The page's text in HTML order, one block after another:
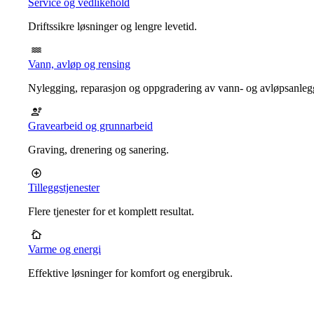
Driftssikre løsninger og lengre levetid.
Vann, avløp og rensing
Nylegging, reparasjon og oppgradering av vann- og
Gravearbeid og grunnarbeid
Graving, drenering og sanering.
Tilleggstjenester
Flere tjenester for et komplett resultat.
Varme og energi
Effektive løsninger for komfort og energibruk.